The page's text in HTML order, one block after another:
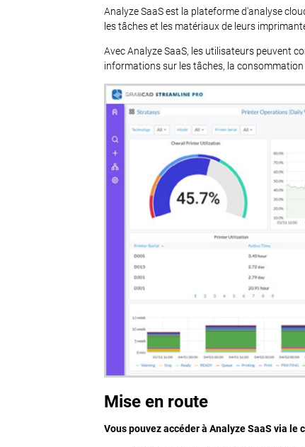
Analyze SaaS est la plateforme d'analyse
les tâches et les matériaux de leurs
Avec Analyze SaaS, les utilisateurs peuvent
informations sur les tâches, la
Mise en route
Vous pouvez accéder à Analyze SaaS via